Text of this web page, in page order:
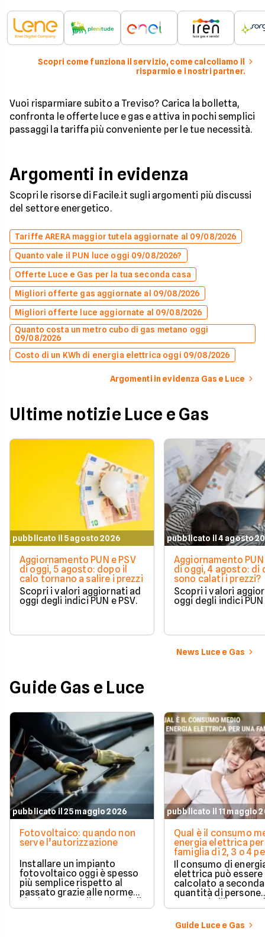
Scopri come funziona il servizio, come calcoliamo il
risparmio e i nostri partner.
Vuoi risparmiare subito a Treviso? Carica la bolletta,
confronta le offerte luce e gas e attiva in pochi semplici
passaggi la tariffa più conveniente per le tue necessità.
Argomenti in evidenza
Scopri le risorse di Facile.it sugli argomenti più discussi
del settore energetico.
Tariffe ARERA maggior tutela aggiornate al 09/08/2026
Quanto vale il PUN luce oggi 09/08/2026?
Offerte Luce e Gas per la tua seconda casa
Migliori offerte gas aggiornate al 09/08/2026
Migliori offerte luce aggiornate al 09/08/2026
Quanto costa un metro cubo di gas metano oggi
09/08/2026
Costo di un KWh di energia elettrica oggi 09/08/2026
Argomenti in evidenza Gas e Luce
Ultime notizie Luce e Gas
pubblicato il 5 agosto 2026
Aggiornamento PUN e PSV
di oggi, 5 agosto: dopo il
calo tornano a salire i prezzi
Scopri i valori aggiornati ad
oggi degli indici PUN e PSV.
pubblicato il 4 agosto
Aggiornamento PUN
di oggi, 4 agosto: di
sono calati i prezzi?
Scopri i valori
oggi degli indici PUN
News Luce e Gas
Guide Gas e Luce
pubblicato il 25 maggio 2026
Fotovoltaico: quando non
serve l’autorizzazione
Installare un impianto
fotovoltaico oggi è spesso
più semplice rispetto al
passato grazie alle norme
che hanno ampliato i casi di
edilizia libera.
pubblicato il 11 maggio
Qual è il consumo
energia elettrica per
famiglia di 2, 3 o 4
Il consumo di
elettrica può essere
calcolato a
quantità di persone
presenti all'interno
determinato
numerosi i fattori
influenzano questo
Guide Luce e Gas